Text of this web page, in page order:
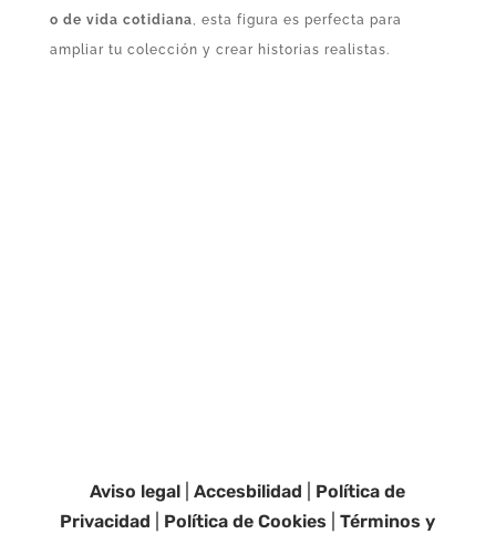
o de vida cotidiana, esta figura es perfecta para
ampliar tu colección y crear historias realistas.
Aviso legal |Accesbilidad
Política de
Privacidad
Política de Cookies |Términos y